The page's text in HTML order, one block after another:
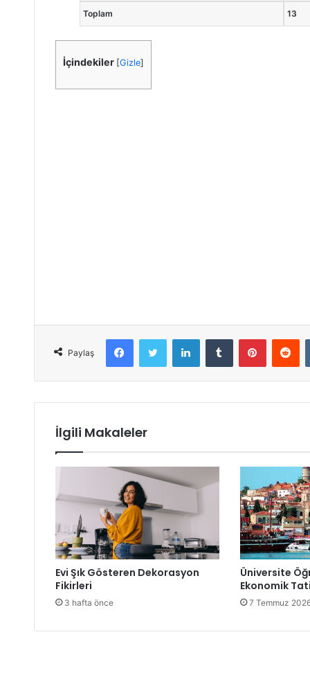
Toplam 13
İçindekiler [Gizle]
Paylaş
Facebook Twitter LinkedIn Tumblr Pinterest Reddit
İlgili Makaleler
Evi Şık Gösteren Dekorasyon
Fikirleri
3 hafta önce
Üniversite
Ekonomik
7 Temmuz